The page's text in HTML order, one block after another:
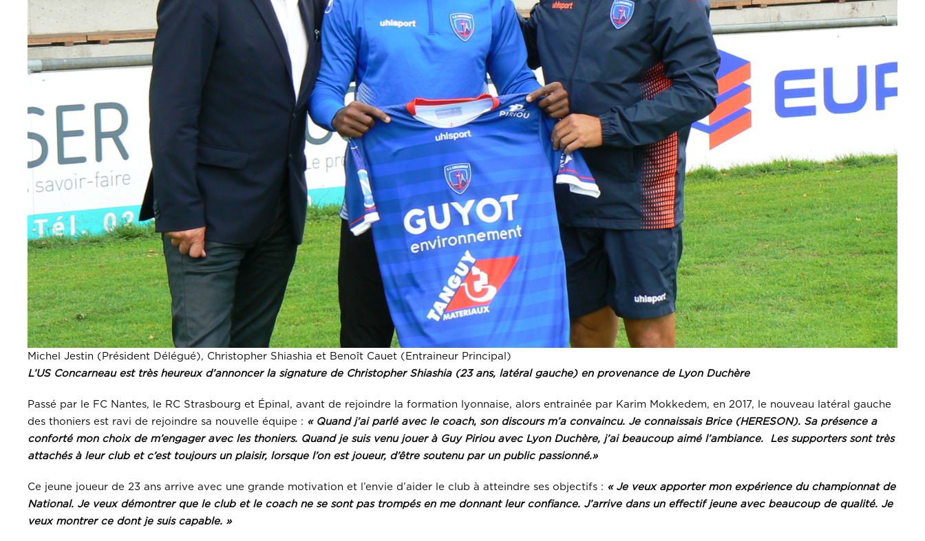
Michel Jestin (Président Délégué), Christopher Shiashia et Benoît Cauet (Entraineur Principal)
L’US Concarneau est très heureux d’annoncer la signature de Christopher Shiashia (23 ans, latéral gauche) en provenance de Lyon Duchère
Passé par le FC Nantes, le RC Strasbourg et Épinal, avant de rejoindre la formation lyonnaise, alors entrainée par Karim Mokkedem, en 2017, le nouveau latéral gauche
des thoniers est ravi de rejoindre sa nouvelle équipe : « Quand j’ai parlé avec le coach, son discours m’a convaincu. Je connaissais Brice (HERESON). Sa présence a
conforté mon choix de m’engager avec les thoniers. Quand je suis venu jouer à Guy Piriou avec Lyon Duchère, j’ai beaucoup aimé l’ambiance. Les supporters sont très
attachés à leur club et c’est toujours un plaisir, lorsque l’on est joueur, d’être soutenu par un public passionné.»
Ce jeune joueur de 23 ans arrive avec une grande motivation et l’envie d’aider le club à atteindre ses objectifs : « Je veux apporter mon expérience du championnat de
National. Je veux démontrer que le club et le coach ne se sont pas trompés en me donnant leur confiance. J’arrive dans un effectif jeune avec beaucoup de qualité. Je
veux montrer ce dont je suis capable. »